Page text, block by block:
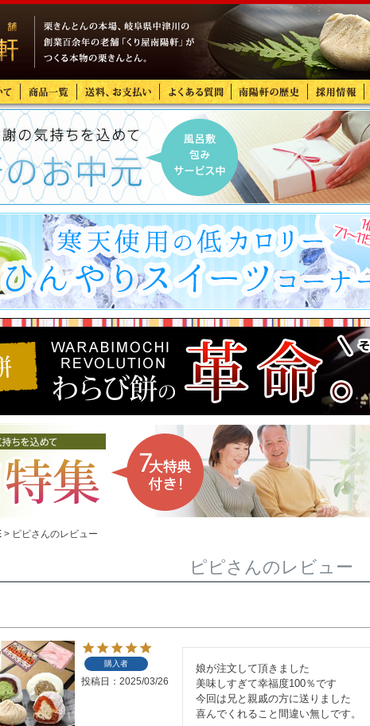
ピピさんのレビュー
ピピさんのレビュー
購入者
投稿日 2025/03/26
娘が注文して頂きました
美味しすぎて幸福度100％です
今回は兄と親戚の方に送りました